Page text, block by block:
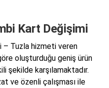
Kart Değişimi
– Tuzla hizmeti veren
oluşturduğu geniş ürün
şekilde karşılamaktadır.
ve özenli çalışması ile